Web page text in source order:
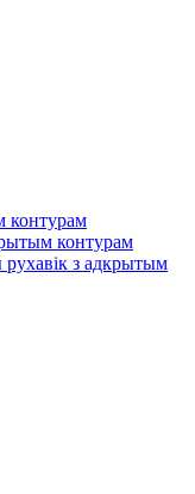
контурам
контурам
з адкрытым